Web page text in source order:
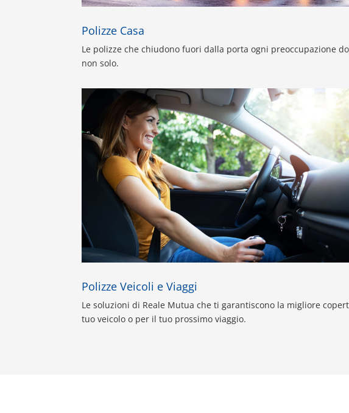
Polizze Casa
Le polizze che chiudono fuori dalla porta ogni preoccupazione
non solo.
Polizze Veicoli e Viaggi
Le soluzioni di Reale Mutua che ti garantiscono la migliore
tuo veicolo o per il tuo prossimo viaggio.